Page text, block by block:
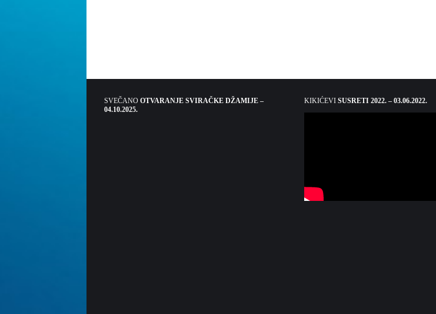
SVEČANO OTVARANJE SVIRAČKE DŽAMIJE –
04.10.2025.
KIKIĆEVI SUSRETI 2022. – 03.06.2022.